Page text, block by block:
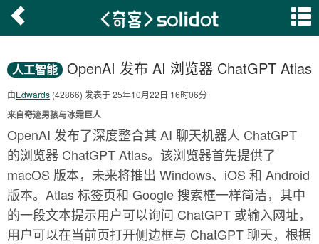
人工智能 OpenAI 发布 AI 浏览器 ChatGPT Atlas
由Edwards (42866) 发表于 25年10月22日 16时06分
来自奇迹男孩与冰霜巨人
OpenAI 发布了深度整合其 AI 聊天机器人 ChatGPT
的浏览器 ChatGPT Atlas。该浏览器首先提供了
macOS 版本，未来将推出 Windows、iOS 和 Android
版本。Atlas 标签页和 Google 搜索框一样简洁，其中
的一段文本提示用户可以询问 ChatGPT 或输入网址，
用户可以在当前页打开侧边框与 ChatGPT 聊天，根据